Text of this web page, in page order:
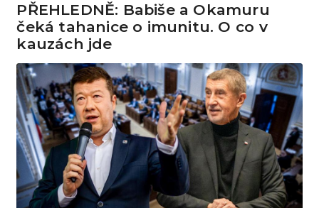
PŘEHLEDNĚ: Babiše a Okamuru
čeká tahanice o imunitu. O co v
kauzách jde